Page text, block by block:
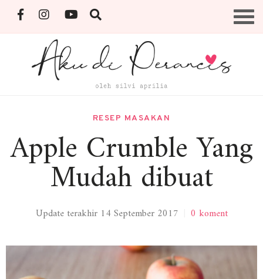
Skip
to
Menu
RESEP MASAKAN
Apple Crumble Yang
Mudah dibuat
Update terakhir 14 September 2017 0 koment